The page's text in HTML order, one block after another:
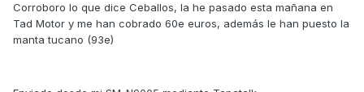
Corroboro lo que dice Ceballos, la he pasado esta mañana en
Tad Motor y me han cobrado 60e euros, además le han puesto la
manta tucano (93e)